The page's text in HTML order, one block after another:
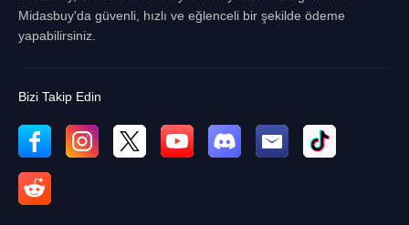
Midasbuy'da güvenli, hızlı ve eğlenceli bir şekilde ödeme
yapabilirsiniz.
Bizi Takip Edin